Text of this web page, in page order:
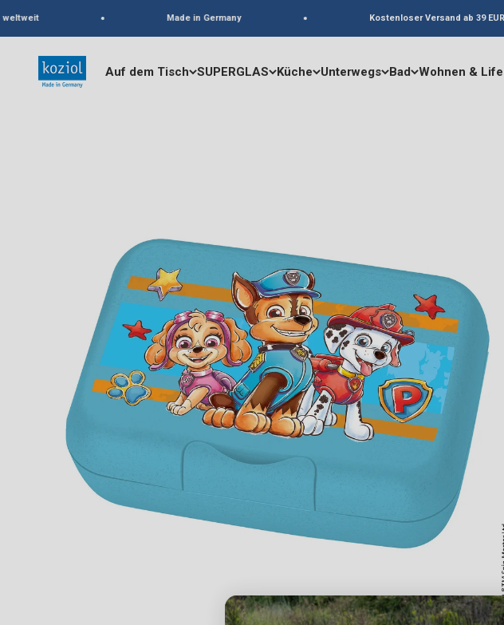
Made in Germany Kostenloser Versand ab 39 EUR
Auf dem Tisch SUPERGLAS Küche Unterwegs Bad Wohnen &
koziol